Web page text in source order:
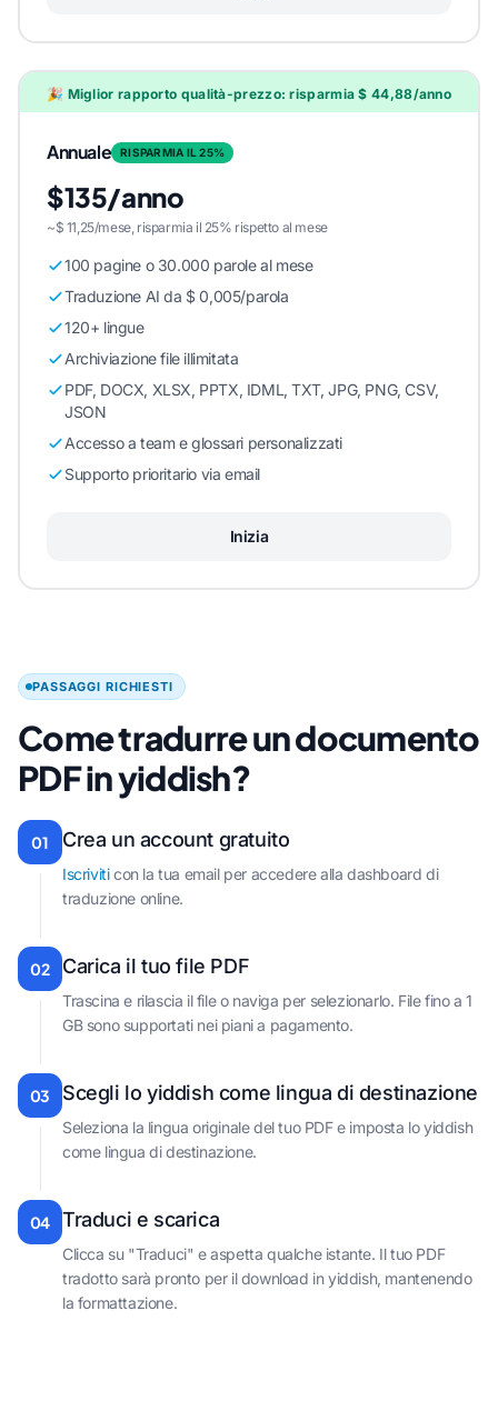
🎉 Miglior rapporto qualità-prezzo: risparmia $ 44,88/anno
Annuale RISPARMIA IL 25%
$135/anno
~$ 11,25/mese, risparmia il 25% rispetto al mese
100 pagine o 30.000 parole al mese
Traduzione AI da $ 0,005/parola
120+ lingue
Archiviazione file illimitata
PDF, DOCX, XLSX, PPTX, IDML, TXT, JPG, PNG, CSV,
JSON
Accesso a team e glossari personalizzati
Supporto prioritario via email
Inizia
PASSAGGI RICHIESTI
Come tradurre un documento
PDF in yiddish?
01 Crea un account gratuito
Iscriviticon la tua email per accedere alla dashboard di
traduzione online.
02 Carica il tuo file PDF
Trascina e rilascia il file o naviga per selezionarlo. File fino a 1
GB sono supportati nei piani a pagamento.
03 Scegli lo yiddish come lingua di destinazione
Seleziona la lingua originale del tuo PDF e imposta lo yiddish
come lingua di destinazione.
04 Traduci e scarica
Clicca su "Traduci" e aspetta qualche istante. Il tuo PDF
tradotto sarà pronto per il download in yiddish, mantenendo
la formattazione.